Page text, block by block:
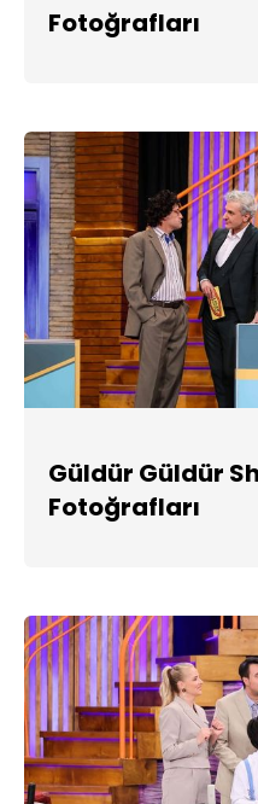
Fotoğrafları
Güldür Güldür
Fotoğrafları